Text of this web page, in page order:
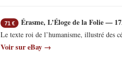
71 € Érasme, L’Éloge de la Folie —
Le texte roi de l’humanisme, illustré des
Voir sur eBay →